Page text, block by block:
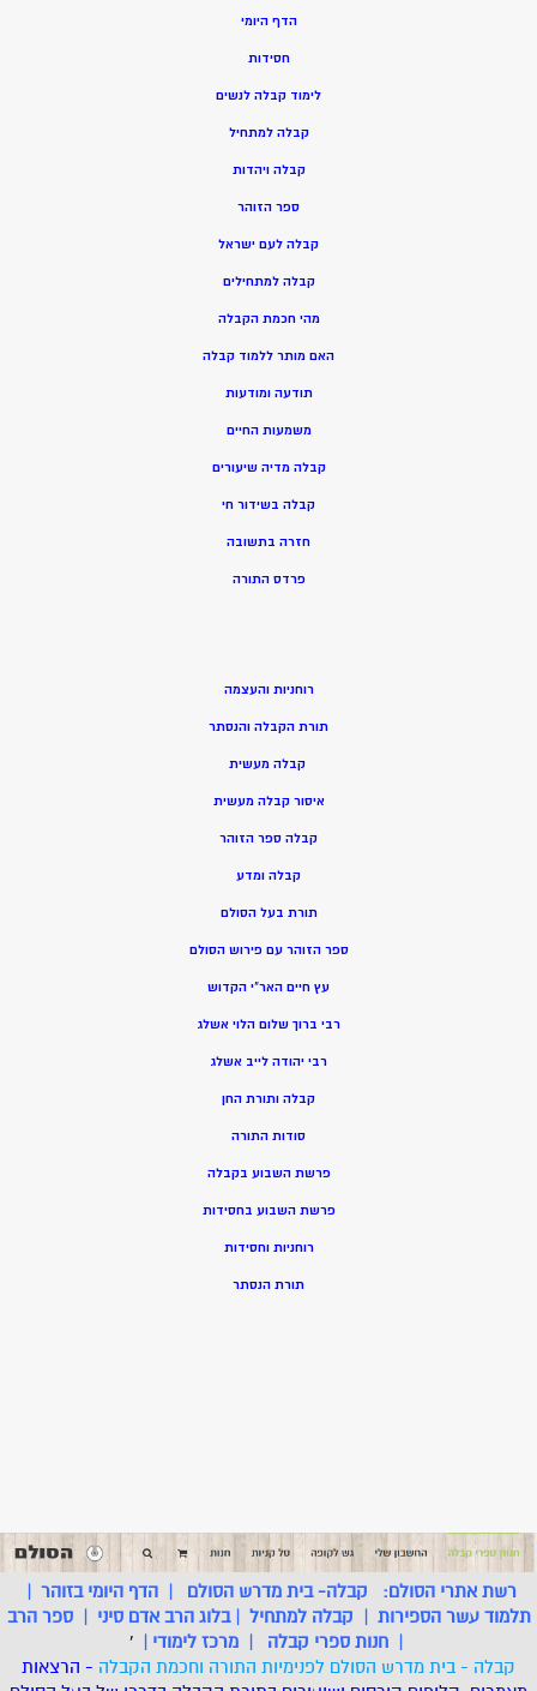
הדף היומי
חסידות
לימוד קבלה לנשים
קבלה למתחיל
קבלה ויהדות
ספר הזוהר
קבלה לעם ישראל
קבלה למתחילים
מהי חכמת הקבלה
האם מותר ללמוד קבלה
תודעה ומודעות
משמעות החיים
קבלה מדיה שיעורים
קבלה בשידור חי
חזרה בתשובה
פרדס התורה
רוחניות והעצמה
תורת הקבלה והנסתר
קבלה מעשית
איסור קבלה מעשית
קבלה ספר הזוהר
קבלה ומדע
תורת בעל הסולם
ספר הזוהר עם פירוש הסולם
עץ חיים האר”י הקדוש
רבי ברוך שלום הלוי אשלג
רבי יהודה לייב אשלג
קבלה ותורת החן
סודות התורה
פרשת השבוע בקבלה
פרשת השבוע בחסידות
רוחניות וחסידות
תורת הנסתר
רשת אתרי הסולם: קבלה- בית מדרש הסולם |הדף היומי בזוהר |
תלמוד עשר הספירות | קבלה למתחיל |בלוג הרב אדם סיני |ספר הרב
| חנות ספרי קבלה | מרכז לימודי |
'
קבלה - בית מדרש הסולם לפנימיות התורה וחכמת הקבלה - הרצאות